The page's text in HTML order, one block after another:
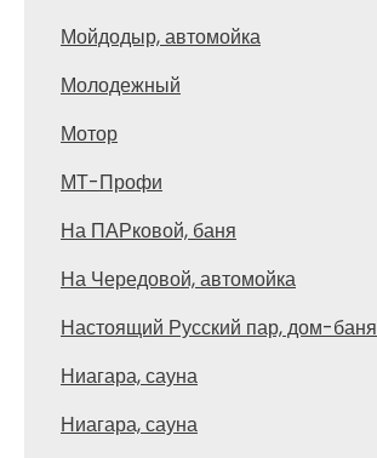
Мойдодыр, автомойка
Молодежный
Мотор
МТ-Профи
На ПАРковой, баня
На Чередовой, автомойка
Настоящий Русский пар, дом-баня
Ниагара, сауна
Ниагара, сауна